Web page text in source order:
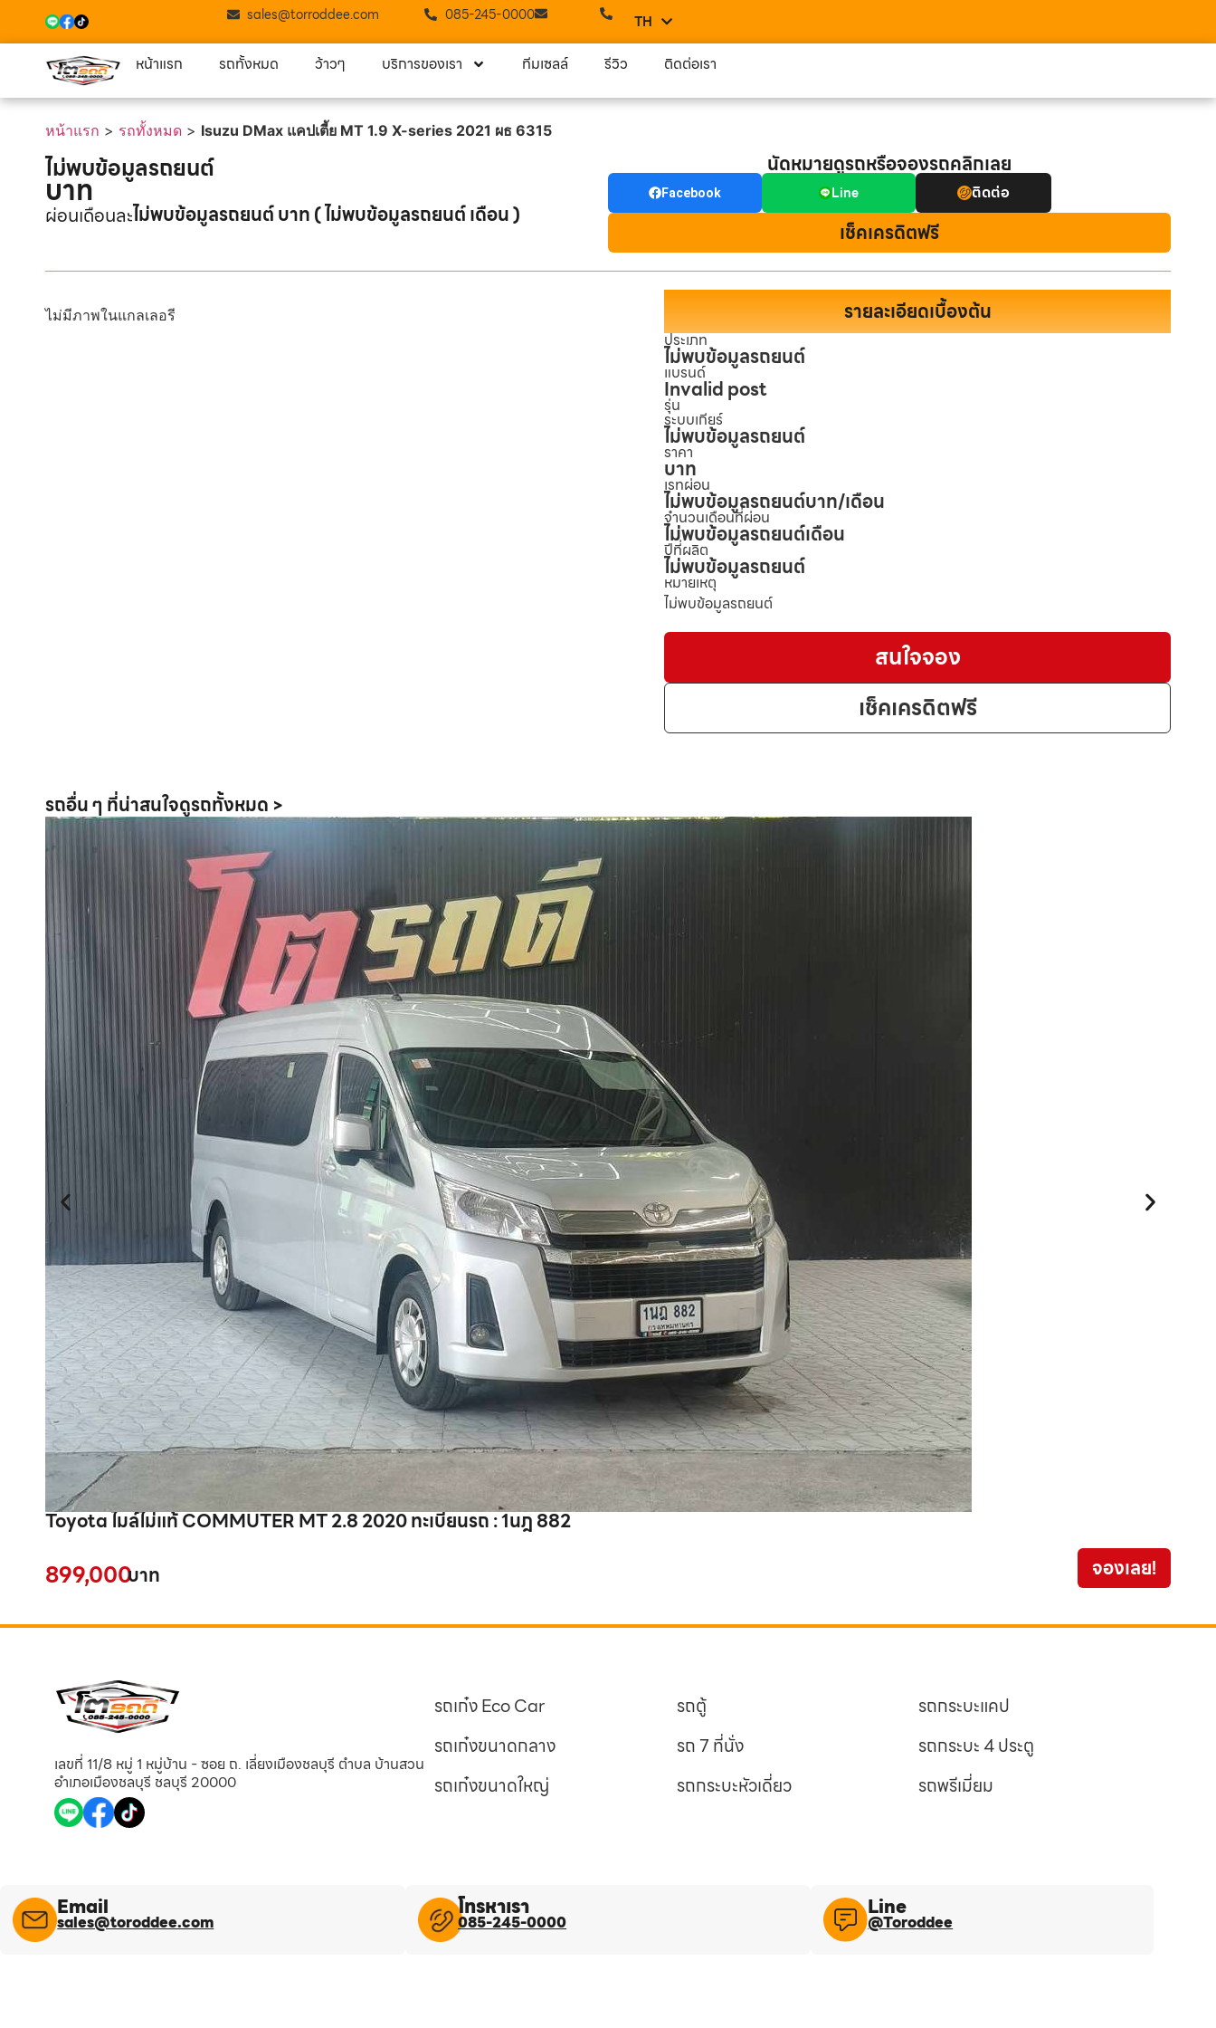
sales@torroddee.com 085-245-0000 TH
EN
หน้าแรก รถทั้งหมด ว้าวๆ บริการของเรา ทีมเซลล์ รีวิว ติดต่อเรา
หน้าแรก > รถทั้งหมด > Isuzu DMax แคปเตี้ย MT 1.9 X-series 2021 ผธ 6315
ไม่พบข้อมูลรถยนต์
บาท
ผ่อนเดือนละไม่พบข้อมูลรถยนต์ บาท ( ไม่พบข้อมูลรถยนต์ เดือน )
นัดหมายดูรถหรือจองรถคลิกเลย
Facebook Line ติดต่อ
เช็คเครดิตฟรี
ไม่มีภาพในแกลเลอรี รายละเอียดเบื้องต้น
ประเภท
ไม่พบข้อมูลรถยนต์
แบรนด์
Invalid post
รุ่น
ระบบเกียร์
ไม่พบข้อมูลรถยนต์
ราคา
บาท
เรทผ่อน
ไม่พบข้อมูลรถยนต์บาท/เดือน
จำนวนเดือนที่ผ่อน
ไม่พบข้อมูลรถยนต์เดือน
ปีที่ผลิต
ไม่พบข้อมูลรถยนต์
หมายเหตุ
ไม่พบข้อมูลรถยนต์
สนใจจอง
เช็คเครดิตฟรี
รถอื่น ๆ ที่น่าสนใจดูรถทั้งหมด >
Toyota ไมล์ไม่แท้ COMMUTER MT 2.8 2020 ทะเบียนรถ : 1นฎ 882
899,000บาท จองเลย!
เลขที่ 11/8 หมู่ 1 หมู่บ้าน - ซอย ถ. เลี่ยงเมืองชลบุรี ตำบล บ้านสวน
อำเภอเมืองชลบุรี ชลบุรี 20000
รถเก๋ง Eco Car
รถเก๋งขนาดกลาง
รถเก๋งขนาดใหญ่
รถตู้
รถ 7 ที่นั่ง
รถกระบะหัวเดี่ยว
รถกระบะแคป
รถกระบะ 4 ประตู
รถพรีเมี่ยม
Email
sales@toroddee.com
โทรหาเรา
085-245-0000
Line​
@Toroddee​